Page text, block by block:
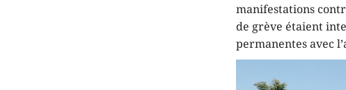
manifestations
de grève étaient
permanentes avec